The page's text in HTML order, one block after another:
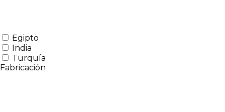
Egipto
India
Turquía
Fabricación